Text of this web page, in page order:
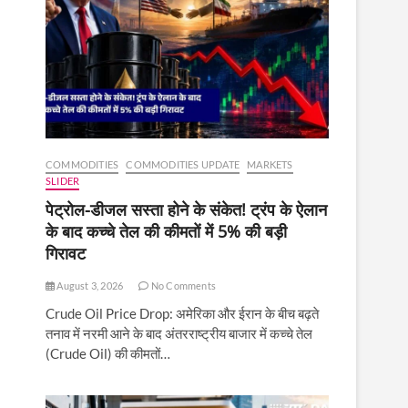
COMMODITIES COMMODITIES UPDATE
MARKETS
SLIDER
पेट्रोल-डीजल सस्ता होने के संकेत! ट्रंप के ऐलान
के बाद कच्चे तेल की कीमतों में 5% की बड़ी
गिरावट
August 3, 2026 No Comments
Crude Oil Price Drop: अमेरिका और ईरान के बीच बढ़ते
तनाव में नरमी आने के बाद अंतरराष्ट्रीय बाजार में कच्चे तेल
(Crude Oil) की कीमतों…